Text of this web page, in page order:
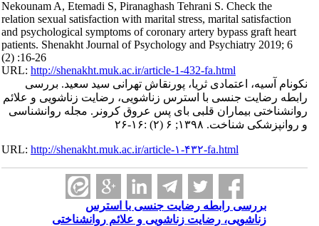
Nekounam A, Etemadi S, Piranaghash Tehrani S. Check the
relation sexual satisfaction with marital stress, marital satisfaction
and psychological symptoms of coronary artery bypass graft heart
patients. Shenakht Journal of Psychology and Psychiatry 2019; 6
(2) :16-26
URL:http://shenakht.muk.ac.ir/article-1-432-fa.html
نکونام آسیه، اعتمادی ثریا، پورنقاش تهرانی سید سعید. بررسی
رابطه رضایت جنسی با استرس زناشویی، رضایت زناشویی و علائم
روانشناختی بیماران قلبی بای پس عروق کرونر. مجله روانشناسی
و روانپزشکی شناخت. ۱۳۹۸; ۶ (۲) :۱۶-۲۶
URL:http://shenakht.muk.ac.ir/article-۱-۴۳۲-fa.html
بررسی رابطه رضایت جنسی با استرس
زناشویی، رضایت زناشویی و علائم روانشناختی